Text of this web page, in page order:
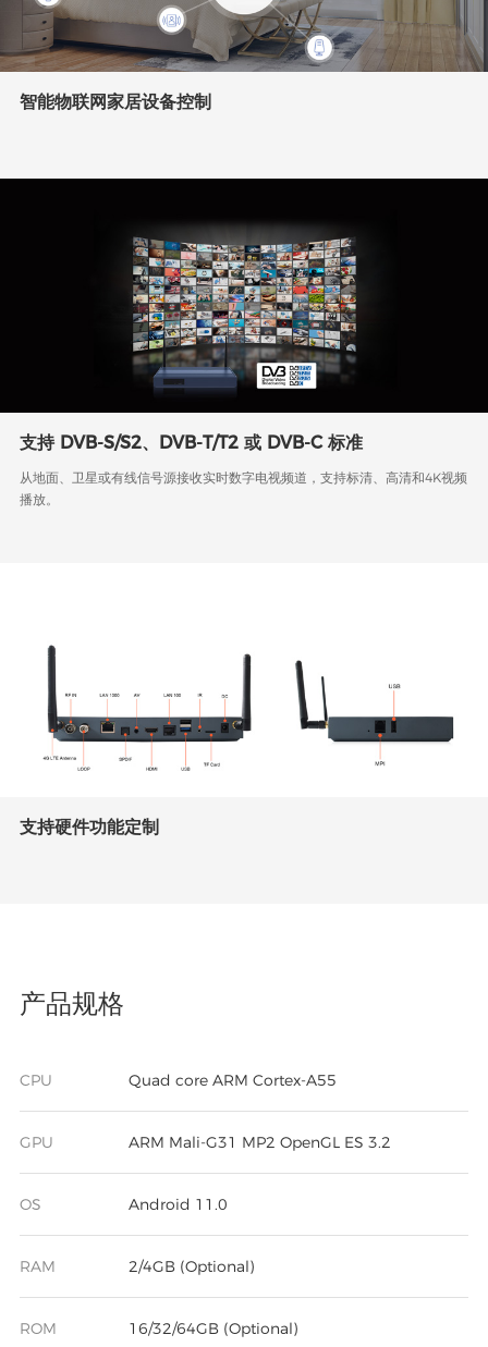
智能物联网家居设备控制
支持 DVB-S/S2、DVB-T/T2 或 DVB-C 标准
从地面、卫星或有线信号源接收实时数字电视频道，支持标清、高清和4K视频
播放。
支持硬件功能定制
产品规格
CPU Quad core ARM Cortex-A55
GPU ARM Mali-G31 MP2 OpenGL ES 3.2
OS Android 11.0
RAM 2/4GB (Optional)
ROM 16/32/64GB (Optional)